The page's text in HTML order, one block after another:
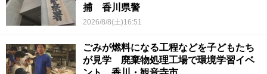
捕 香川県警
2026/8/8(土)16:51
ごみが燃料になる工程などを子どもたち
が見学 廃棄物処理工場で環境学習イベ